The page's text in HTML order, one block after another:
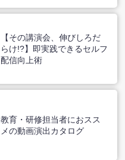
【その講演会、伸びしろだ
らけ!?】即実践できるセルフ
配信向上術
教育・研修担当者におスス
メの動画演出カタログ